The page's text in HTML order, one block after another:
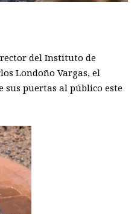
del Instituto de
Londoño Vargas, el
sus puertas al público este